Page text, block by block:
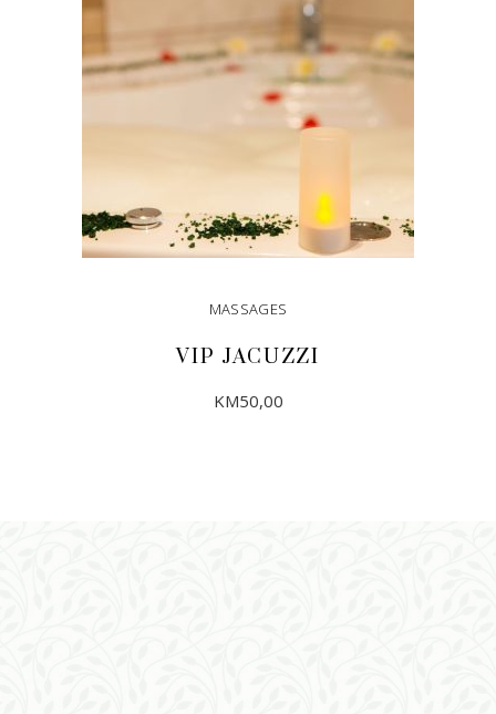
MASSAGES
VIP JACUZZI
KM50,00